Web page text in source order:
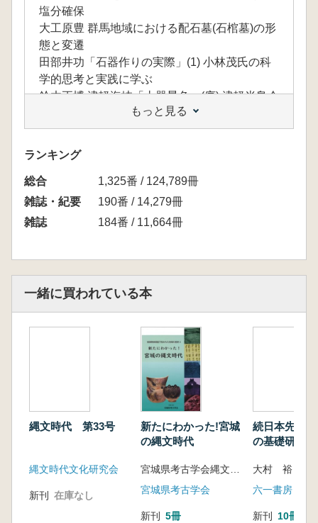
塩分確保
大工原豊 群馬地域における配石墓(石棺墓)の形
態と変遷
田部井功「石器作りの実際」(1) 小林茂氏の科
学的思考と実践に学ぶ
鈴木正博 津軽海峡「土器景色」(序) 津軽半島今
津遺蹟の「大洞C2式」研究とそのゆくえ
坂本彰・宮田毅「荏田式」土器の再検討
坂本彰「幻の朝光寺原式土器基準資料」≪補記
宅間清公 志木市城山遺跡第96地点第10号住居
跡の出土遺物について
関口修 古墳時代中期の土器 井野川流域を中心
らの敷布復元について
≪中島 宏さんを悼む≫
石井克己 中島 宏さんとのお付き合い
高橋一夫 中島 宏君の思い出
小野美代子 中島 宏さんを悼んで
栗島義明「三分の一」 考古学の兄貴分・中島
坂本彰 至誠の人 中島 宏さんのこと
編集後記
もっと見る
ランキング
総合
1,325番 / 124,789冊
雑誌・紀要
190番 / 14,279冊
雑誌
184番 / 11,664冊
一緒に買われている本
縄文時代 第33号
縄文時代文化研究会
新刊 在庫なし
新たにわかった!宮城
の縄文時代
宮城県考古学会縄文部会 編
宮城県考古学会
新刊 5冊
続日本先史
の基礎研究
の人々
大村 裕 著
六一書房
新刊 10冊以上